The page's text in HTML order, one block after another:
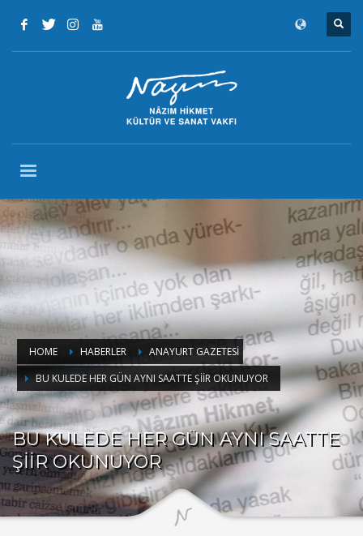
HOME HABERLER
ANAYURT GAZETESİ
BU KULEDE HER GÜN AYNI SAATTE ŞİİR OKUNUYOR
BU KULEDE HER GÜN AYNI SAATTE
ŞİİR OKUNUYOR